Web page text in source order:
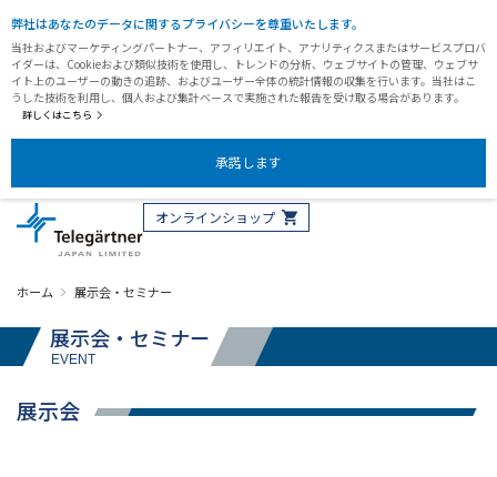
弊社はあなたのデータに関するプライバシーを尊重いたします。
当社およびマーケティングパートナー、アフィリエイト、アナリティクスまたはサービスプロバ
イダーは、Cookieおよび類似技術を使用し、トレンドの分析、ウェブサイトの管理、ウェブサ
イト上のユーザーの動きの追跡、およびユーザー全体の統計情報の収集を行います。当社はこ
うした技術を利用し、個人および集計ベースで実施された報告を受け取る場合があります。
詳しくはこちら
承諾します
オンラインショップ
ホーム 展示会・セミナー
展示会・セミナー
EVENT
展示会